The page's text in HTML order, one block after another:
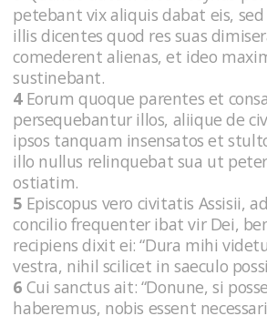
petebant vix aliquis dabat eis,
illis dicentes quod res suas
comederent alienas, et ideo
sustinebant.
4Eorum quoque parentes et
persequebantur illos, aliique de
ipsos tanquam insensatos et
illo nullus relinquebat sua ut
ostiatim.
5 Episcopus vero civitatis Assisii,
concilio frequenter ibat vir Dei,
recipiens dixit ei: “Dura mihi
vestra, nihil scilicet in saeculo
6 Cui sanctus ait: “Donune, si
haberemus, nobis essent